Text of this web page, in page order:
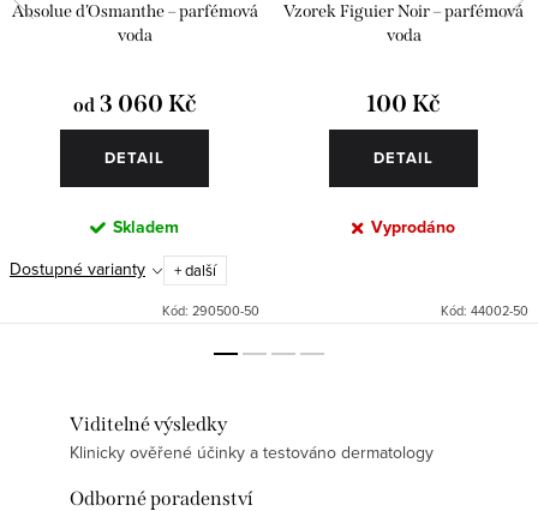
Absolue d’Osmanthe – parfémová
voda
od3 060 Kč
DETAIL
Skladem
Dostupné varianty
+ další
Kód: 290500-50
Vzorek Figuier Noir – parfémová
voda
100 Kč
DETAIL
Vyprodáno
Kód: 44002-50
Viditelné výsledky
Klinicky ověřené účinky a testováno dermatology
Odborné poradenství